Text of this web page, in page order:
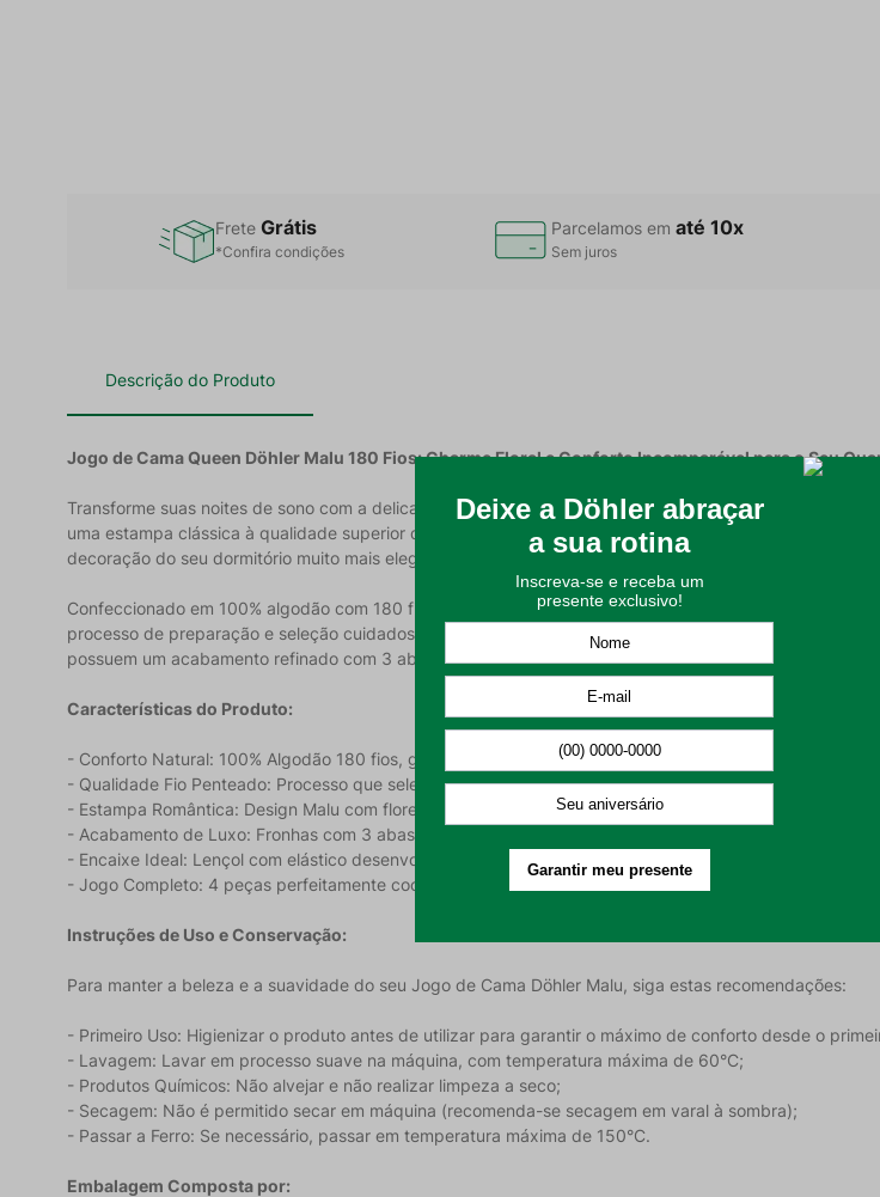
Frete Grátis
*Confira condições
Parcelamos ematé 10x
Sem juros
Descrição do Produto
Jogo de Cama Queen Döhler Malu 180 Fios: Charme Floral e Conforto Incomparável para o Seu
Transforme suas noites de sono com a delicadeza e o bem-estar proporcionados pelo Jogo de Cama
uma estampa clássica à qualidade superior de um enxoval premium. Com um design floral romântico
decoração do seu dormitório muito mais elegante e convidativa.
Confeccionado em 100% algodão com 180 fios e gramatura de 125 g/m², o jogo Malu oferece um
processo de preparação e seleção cuidadosa das fibras que remove as fibras curtas e impurezas,
possuem um acabamento refinado com 3 abas de 4 cm, conferindo volume e um visual de hotelaria de
Características do Produto:
- Conforto Natural: 100% Algodão 180 fios, garantindo maciez e frescor para uma noite de sono
- Qualidade Fio Penteado: Processo que seleciona as melhores fibras para um fio mais uniforme,
- Estampa Romântica: Design Malu com flores delicadas que proporcionam leveza e harmonia ao
- Acabamento de Luxo: Fronhas com 3 abas de 4 cm para um caimento elegante e sofisticado;
- Encaixe Ideal: Lençol com elástico desenvolvido para colchões Queen de até 35 cm de altura;
- Jogo Completo: 4 peças perfeitamente coordenadas para vestir sua cama com praticidade e estilo.
Instruções de Uso e Conservação:
Para manter a beleza e a suavidade do seu Jogo de Cama Döhler Malu, siga estas recomendações:
- Primeiro Uso: Higienizar o produto antes de utilizar para garantir o máximo de conforto desde o
- Lavagem: Lavar em processo suave na máquina, com temperatura máxima de 60°C;
- Produtos Químicos: Não alvejar e não realizar limpeza a seco;
- Secagem: Não é permitido secar em máquina (recomenda-se secagem em varal à sombra);
- Passar a Ferro: Se necessário, passar em temperatura máxima de 150°C.
Embalagem Composta por: